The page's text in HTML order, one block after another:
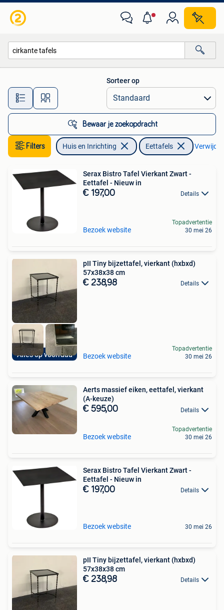
Alle afstanden…
Sorteer op
Bewaar je zoekopdracht
Filters Huis en Inrichting Eettafels
Serax Bistro Tafel Vierkant Zwart -
Eettafel - Nieuw in
€ 197,00 Details
Bezoek website
Topadvertentie
30 mei 26
Alles op voorraad
pII Tiny bijzettafel, vierkant (hxbxd)
57x38x38 cm
€ 238,98 Details
Bezoek website
Topadvertentie
30 mei 26
Aerts massief eiken, eettafel, vierkant
(A-keuze)
€ 595,00 Details
Bezoek website
Topadvertentie
30 mei 26
Serax Bistro Tafel Vierkant Zwart -
Eettafel - Nieuw in
€ 197,00 Details
Bezoek website 30 mei 26
pII Tiny bijzettafel, vierkant (hxbxd)
57x38x38 cm
€ 238,98 Details